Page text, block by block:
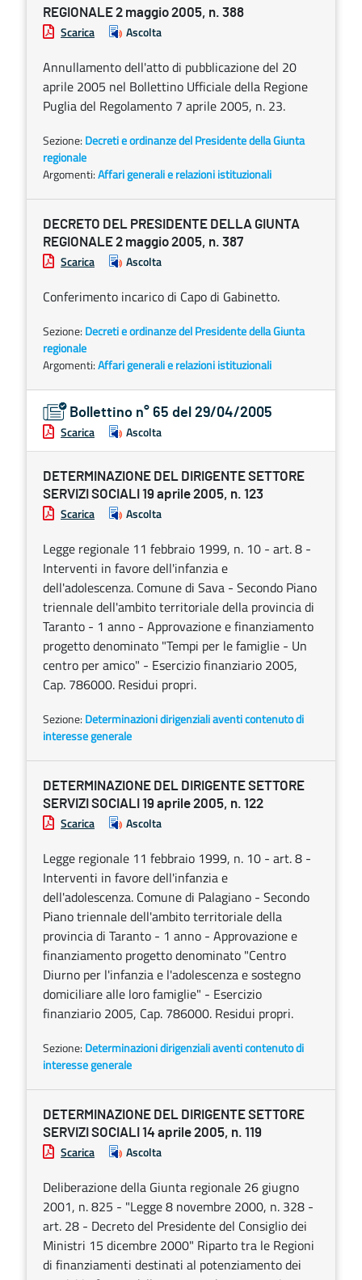
REGIONALE 2 maggio 2005, n. 388
Scarica Ascolta
Annullamento dell'atto di pubblicazione del 20
aprile 2005 nel Bollettino Ufficiale della Regione
Puglia del Regolamento 7 aprile 2005, n. 23.
Sezione: Decreti e ordinanze del Presidente della Giunta
regionale
Argomenti:Affari generali e relazioni istituzionali
DECRETO DEL PRESIDENTE DELLA GIUNTA
REGIONALE 2 maggio 2005, n. 387
Scarica Ascolta
Conferimento incarico di Capo di Gabinetto.
Sezione: Decreti e ordinanze del Presidente della Giunta
regionale
Argomenti:Affari generali e relazioni istituzionali
Bollettino n° 65 del 29/04/2005
Scarica Ascolta
DETERMINAZIONE DEL DIRIGENTE SETTORE
SERVIZI SOCIALI 19 aprile 2005, n. 123
Scarica Ascolta
Legge regionale 11 febbraio 1999, n. 10 - art. 8 -
Interventi in favore dell'infanzia e
dell'adolescenza. Comune di Sava - Secondo Piano
triennale dell'ambito territoriale della provincia di
Taranto - 1 anno - Approvazione e finanziamento
progetto denominato "Tempi per le famiglie - Un
centro per amico" - Esercizio finanziario 2005,
Cap. 786000. Residui propri.
Sezione: Determinazioni dirigenziali aventi contenuto di
interesse generale
DETERMINAZIONE DEL DIRIGENTE SETTORE
SERVIZI SOCIALI 19 aprile 2005, n. 122
Scarica Ascolta
Legge regionale 11 febbraio 1999, n. 10 - art. 8 -
Interventi in favore dell'infanzia e
dell'adolescenza. Comune di Palagiano - Secondo
Piano triennale dell'ambito territoriale della
provincia di Taranto - 1 anno - Approvazione e
finanziamento progetto denominato "Centro
Diurno per l'infanzia e l'adolescenza e sostegno
domiciliare alle loro famiglie" - Esercizio
finanziario 2005, Cap. 786000. Residui propri.
Sezione: Determinazioni dirigenziali aventi contenuto di
interesse generale
DETERMINAZIONE DEL DIRIGENTE SETTORE
SERVIZI SOCIALI 14 aprile 2005, n. 119
Scarica Ascolta
Deliberazione della Giunta regionale 26 giugno
2001, n. 825 - "Legge 8 novembre 2000, n. 328 -
art. 28 - Decreto del Presidente del Consiglio dei
Ministri 15 dicembre 2000" Riparto tra le Regioni
di finanziamenti destinati al potenziamento dei